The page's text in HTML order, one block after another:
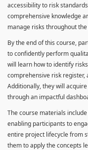
accessibility to risk
comprehensive knowledge
manage risks throughout
By the end of this course,
to confidently perform
will learn how to identify
comprehensive risk register,
Additionally, they will
through an impactful
The course materials
enabling participants to
entire project lifecycle from
them to apply the concepts